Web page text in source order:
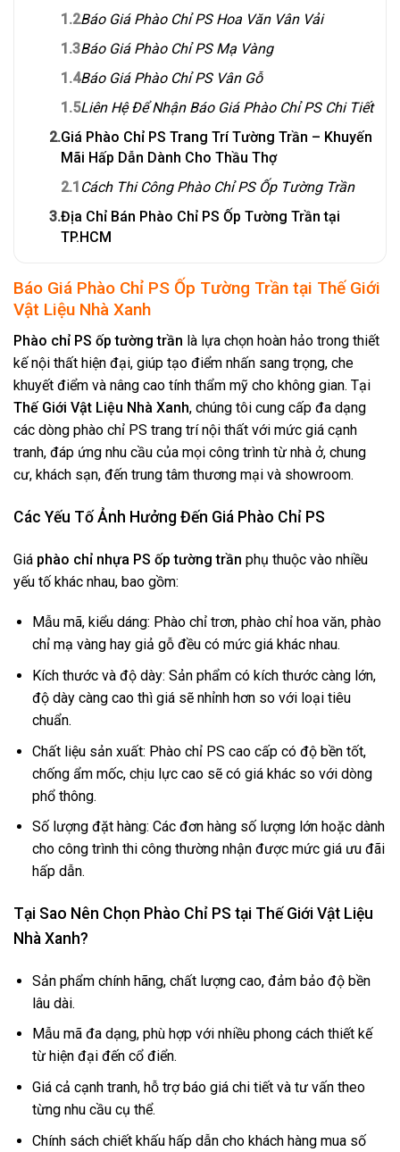
1.2Báo Giá Phào Chỉ PS Hoa Văn Vân Vải
1.3Báo Giá Phào Chỉ PS Mạ Vàng
1.4Báo Giá Phào Chỉ PS Vân Gỗ
1.5Liên Hệ Để Nhận Báo Giá Phào Chỉ PS Chi Tiết
2.Giá Phào Chỉ PS Trang Trí Tường Trần – Khuyến
Mãi Hấp Dẫn Dành Cho Thầu Thợ
2.1 Cách Thi Công Phào Chỉ PS Ốp Tường Trần
3.Địa Chỉ Bán Phào Chỉ PS Ốp Tường Trần tại
TP.HCM
Báo Giá Phào Chỉ PS Ốp Tường Trần tại Thế Giới
Vật Liệu Nhà Xanh
Phào chỉ PS ốp tường trần là lựa chọn hoàn hảo trong thiết
kế nội thất hiện đại, giúp tạo điểm nhấn sang trọng, che
khuyết điểm và nâng cao tính thẩm mỹ cho không gian. Tại
Thế Giới Vật Liệu Nhà Xanh, chúng tôi cung cấp đa dạng
các dòng phào chỉ PS trang trí nội thất với mức giá cạnh
tranh, đáp ứng nhu cầu của mọi công trình từ nhà ở, chung
cư, khách sạn, đến trung tâm thương mại và showroom.
Các Yếu Tố Ảnh Hưởng Đến Giá Phào Chỉ PS
Giá phào chỉ nhựa PS ốp tường trần phụ thuộc vào nhiều
yếu tố khác nhau, bao gồm:
Mẫu mã, kiểu dáng: Phào chỉ trơn, phào chỉ hoa văn, phào
chỉ mạ vàng hay giả gỗ đều có mức giá khác nhau.
Kích thước và độ dày: Sản phẩm có kích thước càng lớn,
độ dày càng cao thì giá sẽ nhỉnh hơn so với loại tiêu
chuẩn.
Chất liệu sản xuất: Phào chỉ PS cao cấp có độ bền tốt,
chống ẩm mốc, chịu lực cao sẽ có giá khác so với dòng
phổ thông.
Số lượng đặt hàng: Các đơn hàng số lượng lớn hoặc dành
cho công trình thi công thường nhận được mức giá ưu đãi
hấp dẫn.
Tại Sao Nên Chọn Phào Chỉ PS tại Thế Giới Vật Liệu
Nhà Xanh?
Sản phẩm chính hãng, chất lượng cao, đảm bảo độ bền
lâu dài.
Mẫu mã đa dạng, phù hợp với nhiều phong cách thiết kế
từ hiện đại đến cổ điển.
Giá cả cạnh tranh, hỗ trợ báo giá chi tiết và tư vấn theo
từng nhu cầu cụ thể.
Chính sách chiết khấu hấp dẫn cho khách hàng mua số